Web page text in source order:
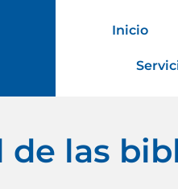
Inicio
las